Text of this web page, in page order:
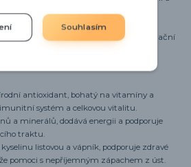
– Známý pro své protizánětlivé a antioxidační
antioxidant, bohatý na vitamíny a
systém a celkovou vitalitu.
a minerálů, dodává energii a podporuje
traktu.
listovou a vápník, podporuje zdravé
pomoci s nepříjemným zápachem z úst.
Souhlasím